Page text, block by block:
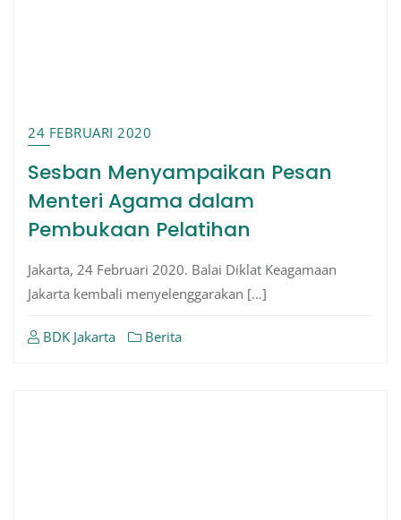
24 FEBRUARI 2020
Sesban Menyampaikan Pesan
Menteri Agama dalam
Pembukaan Pelatihan
Jakarta, 24 Februari 2020. Balai Diklat Keagamaan
Jakarta kembali menyelenggarakan […]
BDK Jakarta Berita